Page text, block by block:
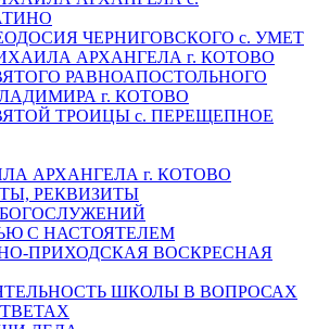
ЧЕРНИГОВСКОГО с. УМЕТ
АРХАНГЕЛА г. КОТОВО
РАВНОАПОСТОЛЬНОГО
г. КОТОВО
ТРОИЦЫ с. ПЕРЕЩЕПНОЕ
АРХАНГЕЛА г. КОТОВО
РЕКВИЗИТЫ
С НАСТОЯТЕЛЕМ
ПРИХОДСКАЯ ВОСКРЕСНАЯ
ШКОЛЫ В ВОПРОСАХ